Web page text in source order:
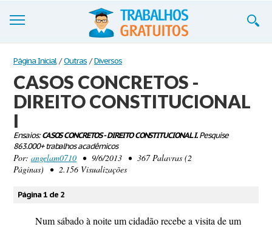
Trabalhos
Cadastre-se
Entre
Blog
Contate-nos
Página Inicial / Outras / Diversos
CASOS CONCRETOS -
DIREITO CONSTITUCIONAL
I
Ensaios:CASOS CONCRETOS - DIREITO CONSTITUCIONAL I.Pesquise
863.000+ trabalhos acadêmicos
Por: angelam0710 • 9/6/2013 • 367 Palavras (2
Páginas) • 2.156 Visualizações
Página 1 de 2
Num sábado à noite um cidadão recebe a visita de um